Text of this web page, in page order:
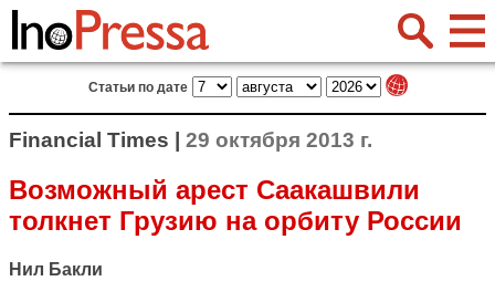
Статьи по дате
Financial Times | 29 октября 2013 г.
Возможный арест Саакашвили
толкнет Грузию на орбиту России
Нил Бакли